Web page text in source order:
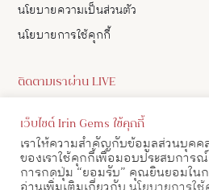
นโยบายความเป็นส่วนตัว
นโยบายการใช้คุกกี้
ติดตามเราผ่าน LIVE
ดูอัปเดตสินค้า และ เลือกซื้อสินค้าผ่าน
ได้
ดูตาราง LIVE
เว็บไซต์ Irin Gems ใช้คุกกี้
เราให้ความสำคัญกับข้อมูลส่วนบุคค
ของเราใช้คุกกี้เพื่อมอบประสบการ
การกดปุ่ม “ยอมรับ” คุณยินยอมใน